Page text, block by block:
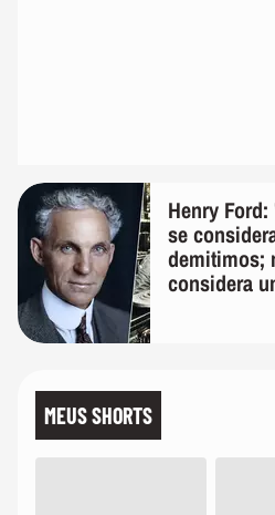
Henry
se
demitimos;
considera
MEUS SHORTS